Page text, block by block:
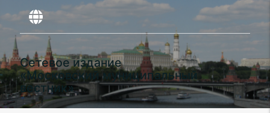
Сетевое издание
«Московский муниципальный
вестник»